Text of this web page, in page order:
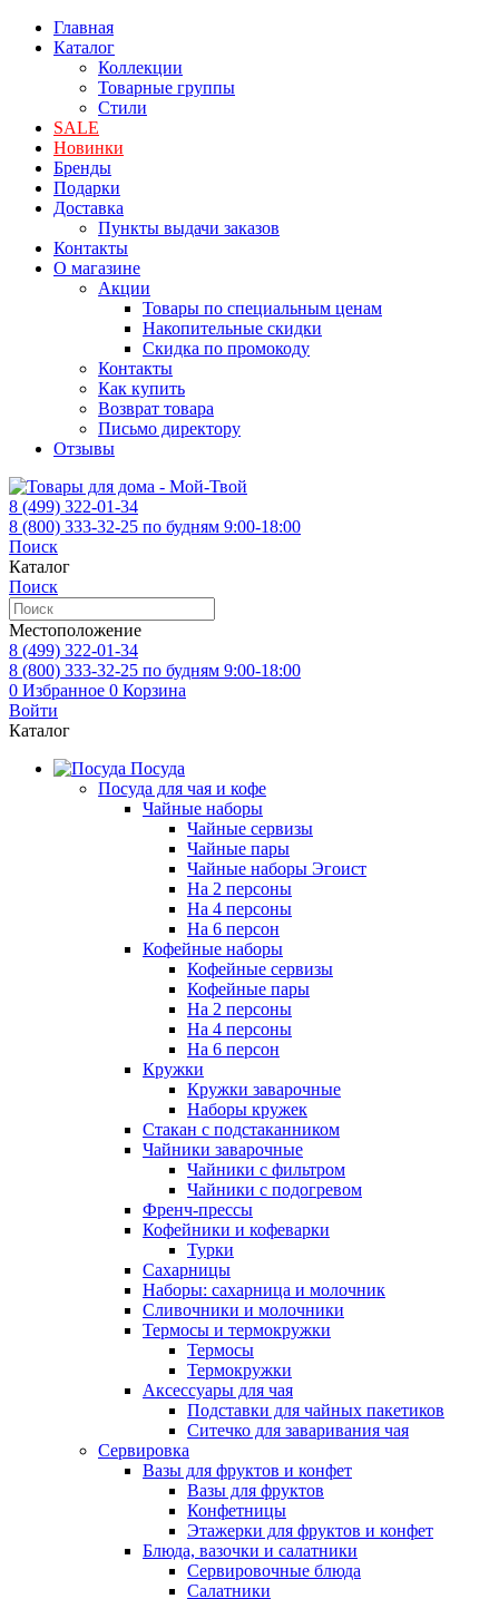
Главная
Каталог
Коллекции
Товарные группы
Стили
SALE
Новинки
Бренды
Подарки
Доставка
Пункты выдачи заказов
Контакты
О магазине
Акции
Товары по специальным ценам
Накопительные скидки
Скидка по промокоду
Контакты
Как купить
Возврат товара
Письмо директору
Отзывы
8 (499) 322-01-34
8 (800) 333-32-25 по будням 9:00-18:00
Поиск
Каталог
Поиск
Местоположение
8 (499) 322-01-34
8 (800) 333-32-25 по будням 9:00-18:00
0 Избранное 0 Корзина
Войти
Каталог
Посуда
Посуда для чая и кофе
Чайные наборы
Чайные сервизы
Чайные пары
Чайные наборы Эгоист
На 2 персоны
На 4 персоны
На 6 персон
Кофейные наборы
Кофейные сервизы
Кофейные пары
На 2 персоны
На 4 персоны
На 6 персон
Кружки
Кружки заварочные
Наборы кружек
Стакан с подстаканником
Чайники заварочные
Чайники с фильтром
Чайники с подогревом
Френч-прессы
Кофейники и кофеварки
Турки
Сахарницы
Наборы: сахарница и молочник
Сливочники и молочники
Термосы и термокружки
Термосы
Термокружки
Аксессуары для чая
Подставки для чайных пакетиков
Ситечко для заваривания чая
Сервировка
Вазы для фруктов и конфет
Вазы для фруктов
Конфетницы
Этажерки для фруктов и конфет
Блюда, вазочки и салатники
Сервировочные блюда
Салатники